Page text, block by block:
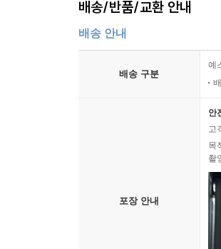
배송/반품/교환 안내
배송 안내
배송 구분
예
포장 안내
안
고
목
촬